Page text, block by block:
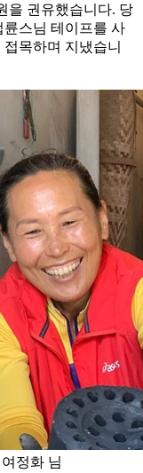
을 권유했습니다. 당
스님 테이프를 사
목하며 지냈습니
정화 님